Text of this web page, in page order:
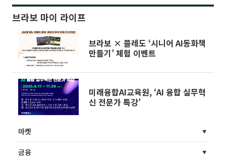
브라보 마이 라이프
브라보 × 플레도 ‘시니어 AI동화책
만들기’ 체험 이벤트
미래융합AI교육원, ‘AI 융합 실무혁
신 전문가 특강’
마켓
금융